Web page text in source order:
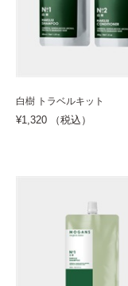
白樹 トラベルキット
¥1,320 （税込）